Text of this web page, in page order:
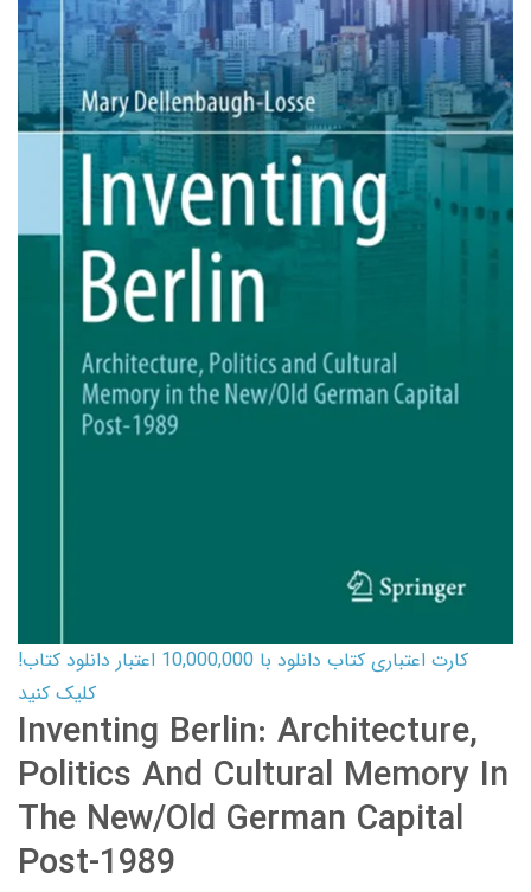
کارت اعتباری کتاب دانلود با 10,000,000 اعتبار دانلود کتاب!
کلیک کنید
Inventing Berlin: Architecture,
Politics And Cultural Memory In
The New/Old German Capital
Post-1989